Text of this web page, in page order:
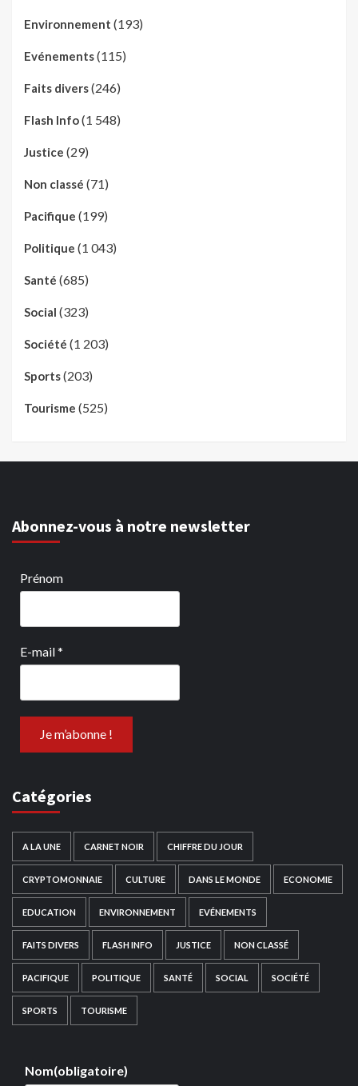
Environnement (193)
Evénements(115)
Faits divers(246)
Flash Info(1 548)
Justice (29)
Non classé (71)
Pacifique (199)
Politique (1 043)
Santé (685)
Social (323)
Société (1 203)
Sports(203)
Tourisme (525)
Abonnez-vous à notre newsletter
Prénom
E-mail*
Catégories
A LA UNE CARNET NOIR CHIFFRE DU JOUR
CRYPTOMONNAIE CULTURE DANS LE MONDE ECONOMIE
EDUCATION ENVIRONNEMENT EVÉNEMENTS
FAITS DIVERS FLASH INFO JUSTICE NON CLASSÉ
PACIFIQUE POLITIQUE SANTÉ SOCIAL SOCIÉTÉ
SPORTS TOURISME
Nom(obligatoire)